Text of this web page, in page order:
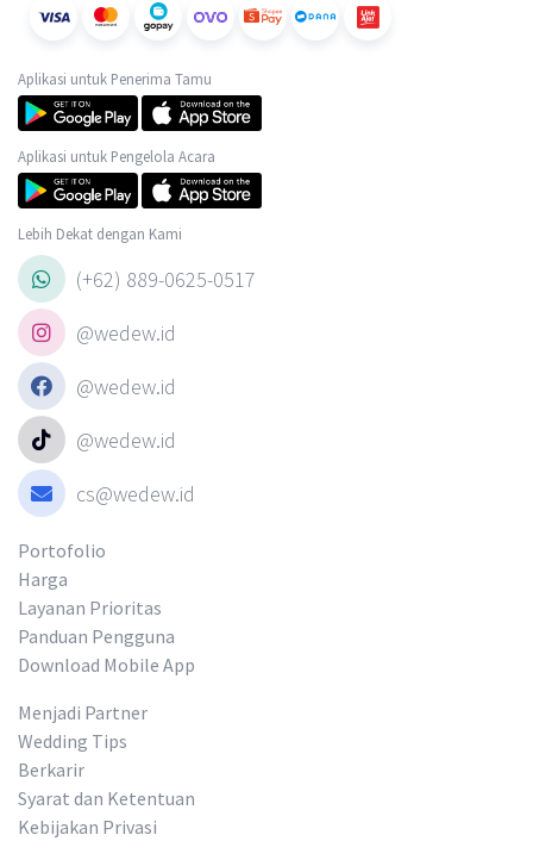
Aplikasi untuk Penerima Tamu
Aplikasi untuk Pengelola Acara
Lebih Dekat dengan Kami
(+62) 889-0625-0517
@wedew.id
@wedew.id
@wedew.id
cs@wedew.id
Portofolio
Harga
Layanan Prioritas
Panduan Pengguna
Download Mobile App
Menjadi Partner
Wedding Tips
Berkarir
Syarat dan Ketentuan
Kebijakan Privasi